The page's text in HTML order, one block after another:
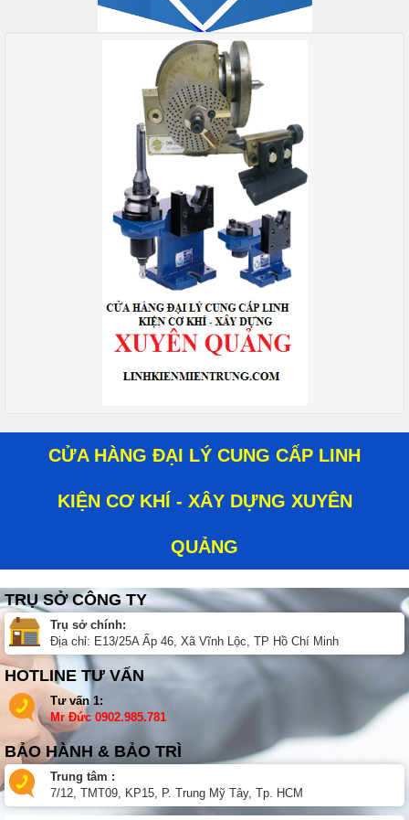
CỬA HÀNG ĐẠI LÝ CUNG CẤP LINH
KIỆN CƠ KHÍ - XÂY DỰNG XUYÊN
QUẢNG
TRỤ SỞ CÔNG TY
Trụ sở chính:
Địa chỉ: E13/25A Ấp 46, Xã Vĩnh Lộc, TP Hồ Chí Minh
HOTLINE TƯ VẤN
Tư vấn 1:
Mr Đức 0902.985.781
BẢO HÀNH & BẢO TRÌ
Trung tâm :
7/12, TMT09, KP15, P. Trung Mỹ Tây, Tp. HCM